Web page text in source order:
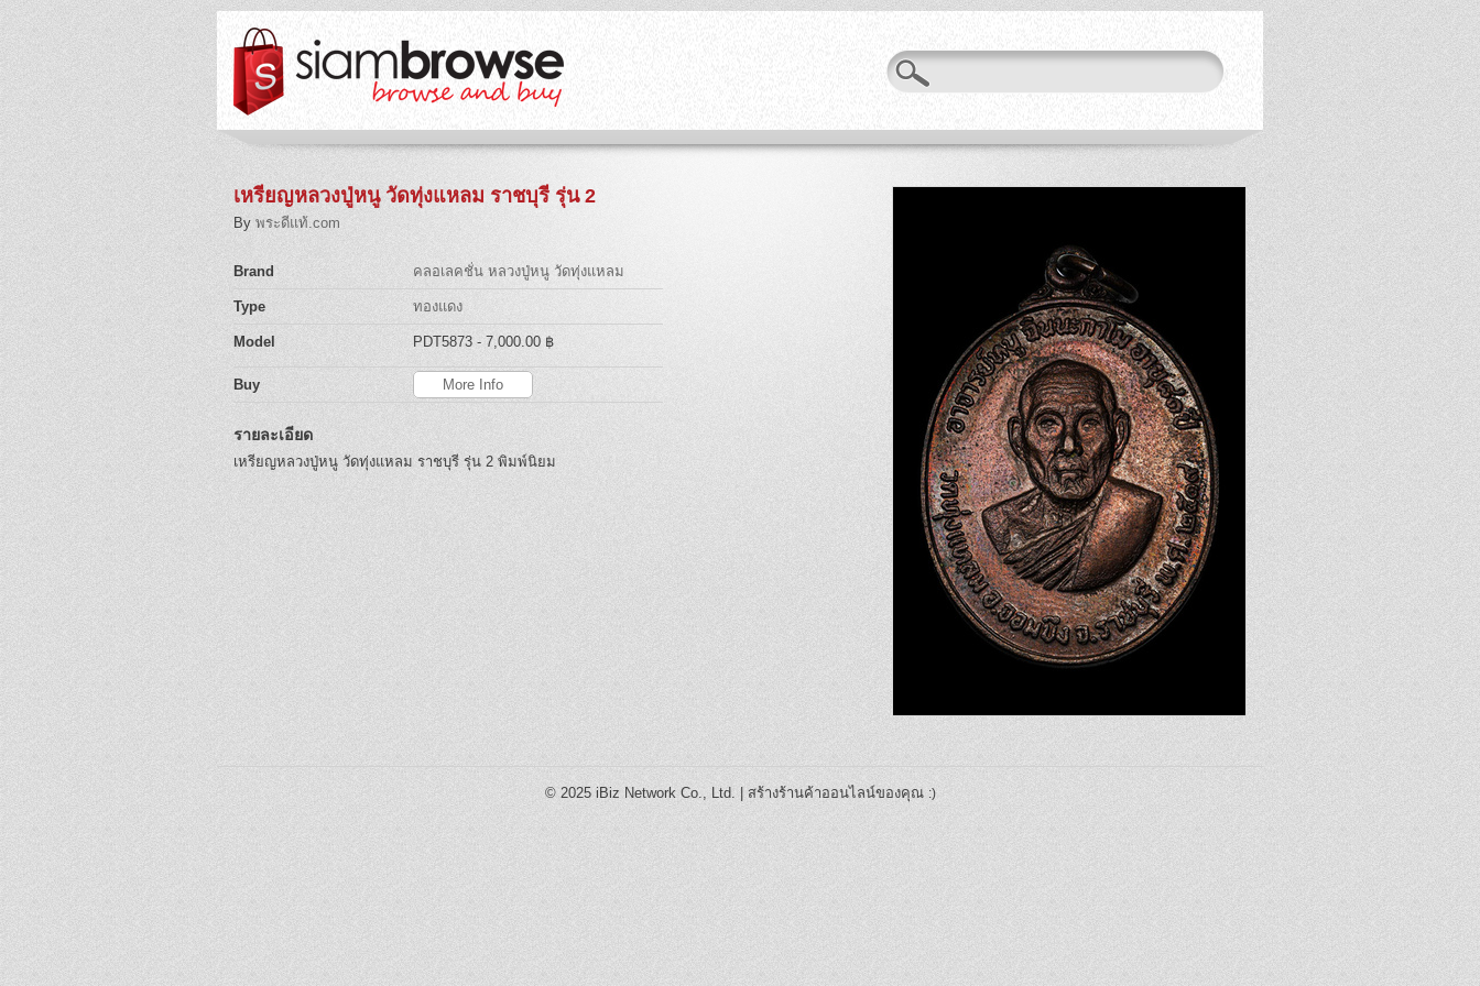
เหรียญหลวงปู่หนู วัดทุ่งแหลม ราชบุรี รุ่น 2
By พระดีแท้.com
Brand คลอเลคชั่น หลวงปู่หนู วัดทุ่งแหลม
Type ทองแดง
Model PDT5873 - 7,000.00 ฿
Buy More Info
รายละเอียด
เหรียญหลวงปู่หนู วัดทุ่งแหลม ราชบุรี รุ่น 2 พิมพ์นิยม
© 2025 iBiz Network Co., Ltd. สร้างร้านค้าออนไลน์ของคุณ :)